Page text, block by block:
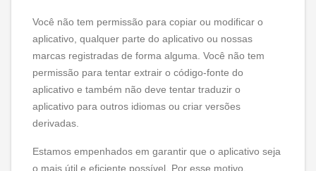
Você não tem permissão para copiar ou modificar o
aplicativo, qualquer parte do aplicativo ou nossas
marcas registradas de forma alguma. Você não tem
permissão para tentar extrair o código-fonte do
aplicativo e também não deve tentar traduzir o
aplicativo para outros idiomas ou criar versões
derivadas.
Estamos empenhados em garantir que o aplicativo seja
o mais útil e eficiente possível. Por esse motivo,